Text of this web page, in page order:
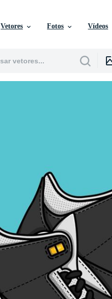
Vetores Fotos Vídeos